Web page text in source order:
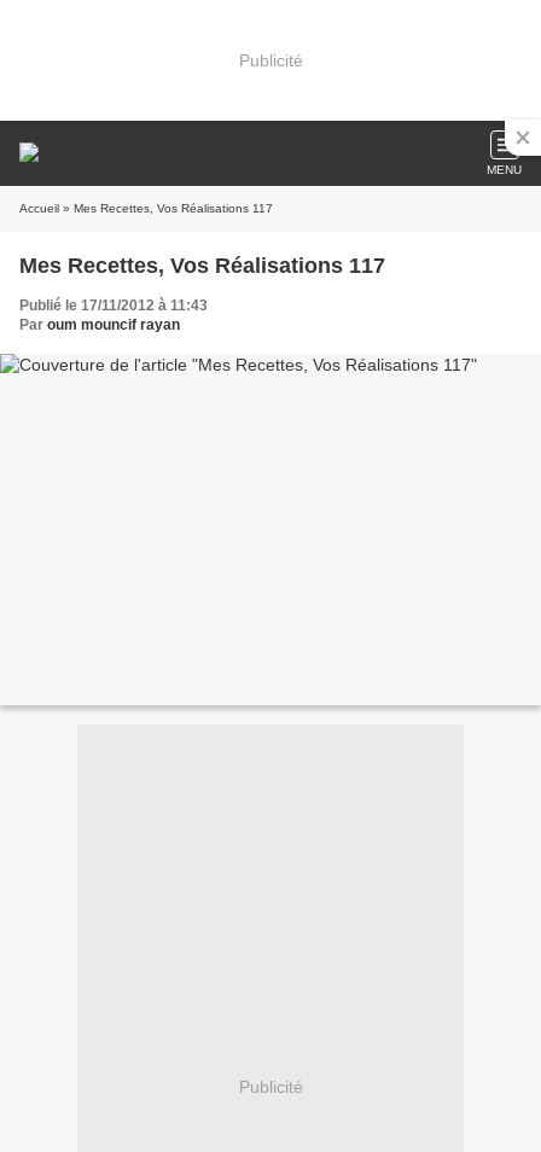
Publicité
MENU
Accueil » Mes Recettes, Vos Réalisations 117
Mes Recettes, Vos Réalisations 117
Publié le 17/11/2012 à 11:43
Par oum mouncif rayan
Publicité